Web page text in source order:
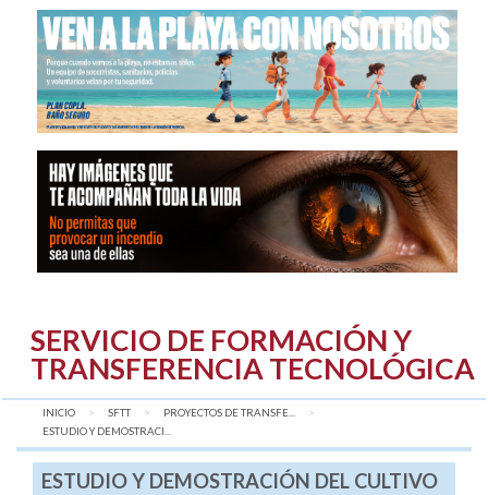
SERVICIO DE FORMACIÓN Y
TRANSFERENCIA TECNOLÓGICA
INICIO SFTT
PROYECTOS DE TRANSFE...
AQUÍ:
ESTUDIO Y DEMOSTRACI...
ESTUDIO Y DEMOSTRACIÓN DEL CULTIVO